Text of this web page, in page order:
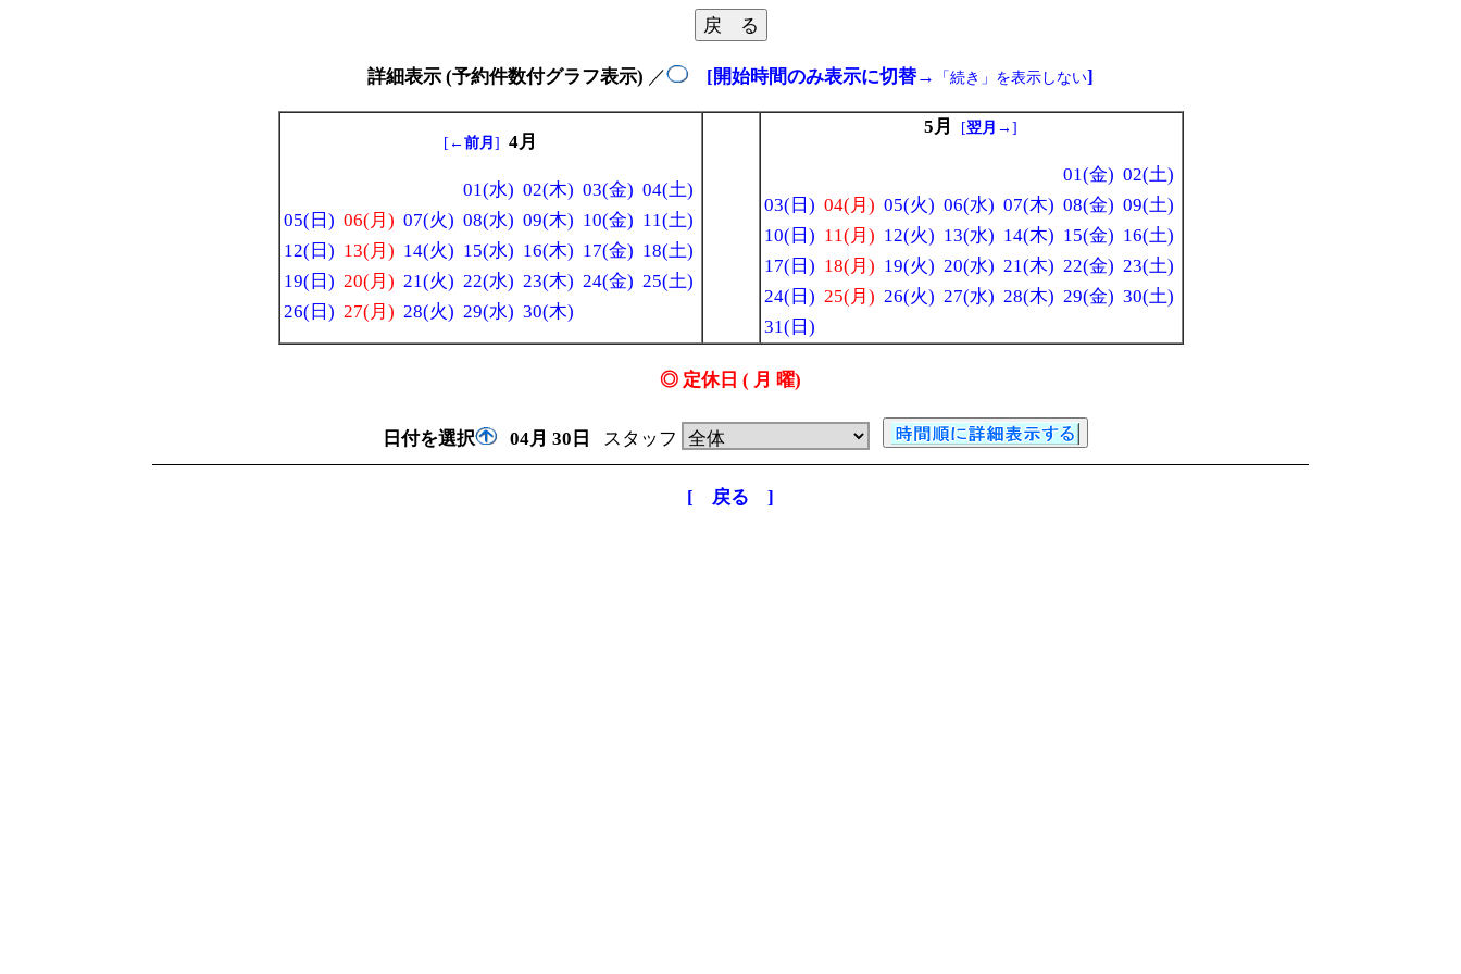
詳細表示 (予約件数付グラフ表示) ／ [開始時間のみ表示に切替→ 「続き」を表示しない]
[ ←前月 ] 4月
01(水) 02(木) 03(金) 04(土)
05(日) 06(月) 07(火) 08(水) 09(木) 10(金) 11(土)
12(日) 13(月) 14(火) 15(水) 16(木) 17(金) 18(土)
19(日) 20(月) 21(火) 22(水) 23(木) 24(金) 25(土)
26(日) 27(月) 28(火) 29(水) 30(木)
5月 [翌月→]
01(金) 02(土)
03(日) 04(月) 05(火) 06(水) 07(木) 08(金) 09(土)
10(日) 11(月) 12(火) 13(水) 14(木) 15(金) 16(土)
17(日) 18(月) 19(火) 20(水) 21(木) 22(金) 23(土)
24(日) 25(月) 26(火) 27(水) 28(木) 29(金) 30(土)
31(日)
◎ 定休日 ( 月 曜)
日付を選択 04月 30日 スタッフ
[ 戻る ]